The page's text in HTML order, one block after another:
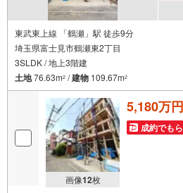
東武東上線 「鶴瀬」駅 徒歩9分
埼玉県富士見市鶴瀬東2丁目
3SLDK / 地上3階建
土地76.63m2 /建物 109.67m2
画像12枚
5,180万円
成約でも